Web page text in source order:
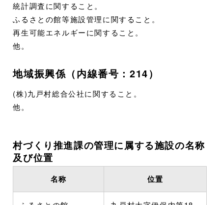
統計調査に関すること。
ふるさとの館等施設管理に関すること。
再生可能エネルギーに関すること。
他。
地域振興係（内線番号：214）
(株)九戸村総合公社に関すること。
他。
村づくり推進課の管理に属する施設の名称
及び位置
名称 位置